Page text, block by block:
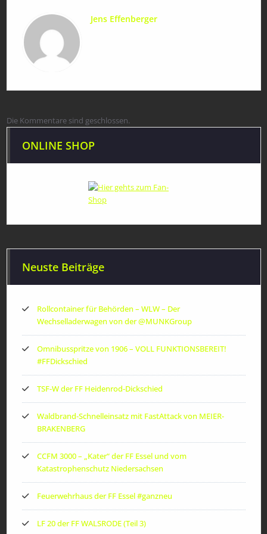
Jens Effenberger
Die Kommentare sind geschlossen.
ONLINE SHOP
Neuste Beiträge
Rollcontainer für Behörden – WLW – Der
Wechselladerwagen von der ‪@MUNKGroup‬
Omnibusspritze von 1906 – VOLL FUNKTIONSBEREIT!
#FFDickschied
TSF-W der FF Heidenrod-Dickschied
Waldbrand-Schnelleinsatz mit FastAttack von MEIER-
BRAKENBERG
CCFM 3000 – „Kater“ der FF Essel und vom
Katastrophenschutz Niedersachsen
Feuerwehrhaus der FF Essel #ganzneu
LF 20 der FF WALSRODE (Teil 3)